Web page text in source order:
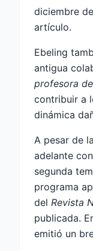
diciembre
artículo.
Ebeling
antigua
profesora
contribuir a
dinámica
A pesar de
adelante con
segunda
programa
del Revista
publicada.
emitió un